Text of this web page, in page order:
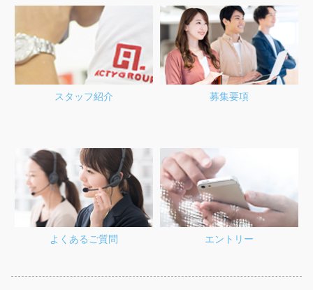
スタッフ紹介 募集要項
よくあるご質問 エントリー